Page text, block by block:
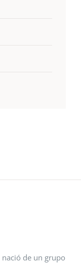
nació de un grupo